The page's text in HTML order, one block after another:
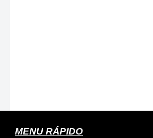
MENU RÁPIDO